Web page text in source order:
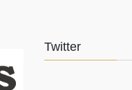
Twitter